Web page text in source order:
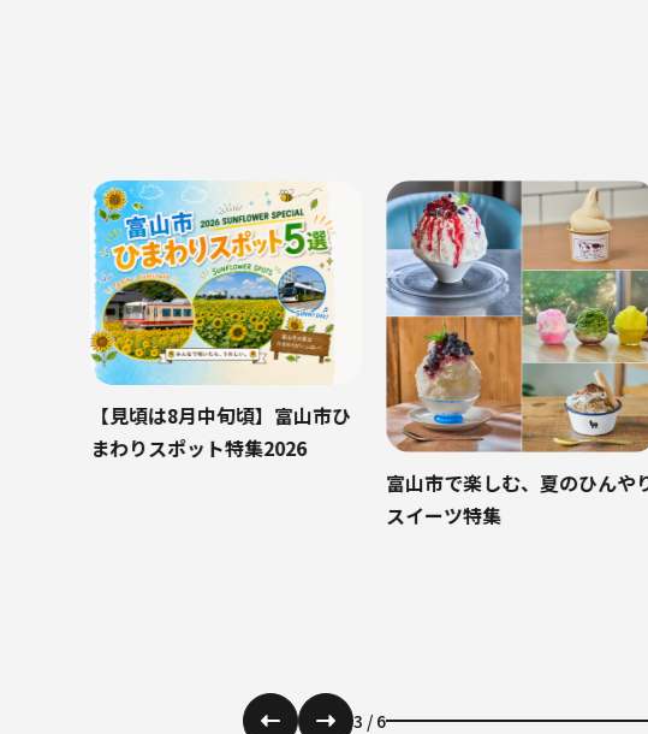
【見頃は8月中旬頃】富山市ひ
まわりスポット特集2026
富山市で楽しむ、夏のひんやり
スイーツ特集
3 / 6